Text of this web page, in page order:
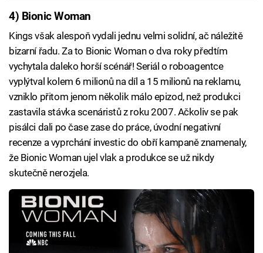
4) Bionic Woman
Kings však alespoň vydali jednu velmi solidní, ač náležitě
bizarní řadu. Za to Bionic Woman o dva roky předtím
vychytala daleko horší scénář! Seriál o roboagentce
vyplýtval kolem 6 milionů na díl a 15 milionů na reklamu,
vzniklo přitom jenom několik málo epizod, než produkci
zastavila stávka scenáristů z roku 2007. Ačkoliv se pak
pisálci dali po čase zase do práce, úvodní negativní
recenze a vyprchání investic do obří kampaně znamenaly,
že Bionic Woman ujel vlak a produkce se už nikdy
skutečně nerozjela.